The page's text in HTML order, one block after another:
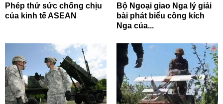
Phép thử sức chống chịu
của kinh tế ASEAN
Bộ Ngoại giao Nga lý giải
bài phát biểu công kích
Nga của...